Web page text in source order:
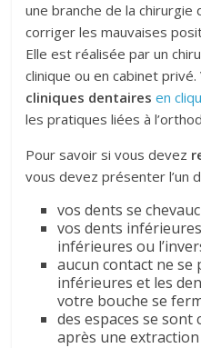
une branche de la
corriger les mauvaises
Elle est réalisée par un
clinique ou en cabinet
cliniques dentaires en
les pratiques liées à
Pour savoir si vous devez
vous devez présenter l’un
vos dents se
vos dents
inférieures ou
aucun contact ne
inférieures et les
votre bouche se
des espaces se sont
après une